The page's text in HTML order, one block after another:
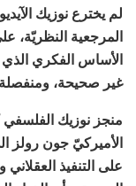
لم يخترع نوزيك
المرجعية النظريّة،
الأساس الفكري الذي
غير صحيحة،
منجز نوزيك الفلسفي
الأميركيّ جون رولز
على التنفيذ